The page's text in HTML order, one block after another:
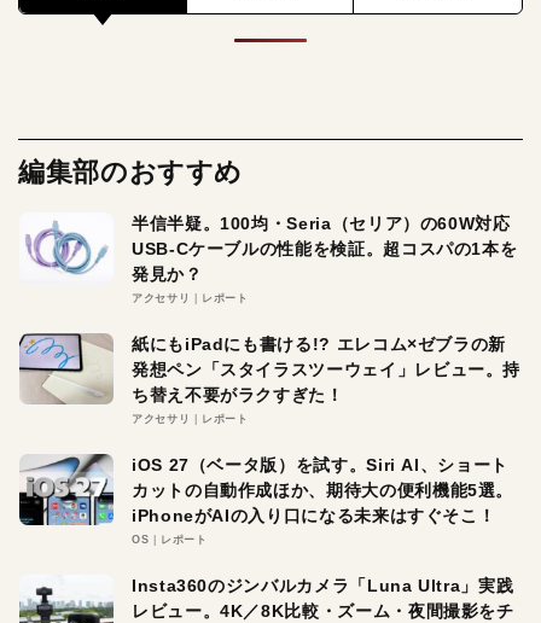
編集部のおすすめ
半信半疑。100均・Seria（セリア）の60W対応
USB-Cケーブルの性能を検証。超コスパの1本を
発見か？
アクセサリ レポート
紙にもiPadにも書ける!? エレコム×ゼブラの新
発想ペン「スタイラスツーウェイ」レビュー。持
ち替え不要がラクすぎた！
アクセサリ レポート
iOS 27（ベータ版）を試す。Siri AI、ショート
カットの自動作成ほか、期待大の便利機能5選。
iPhoneがAIの入り口になる未来はすぐそこ！
OS レポート
Insta360のジンバルカメラ「Luna Ultra」実践
レビュー。4K／8K比較・ズーム・夜間撮影をチ